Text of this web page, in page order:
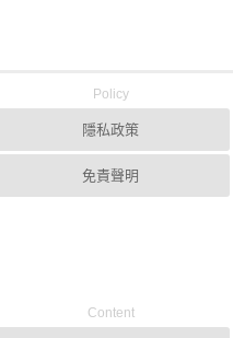
Policy
隱私政策
免責聲明
Content